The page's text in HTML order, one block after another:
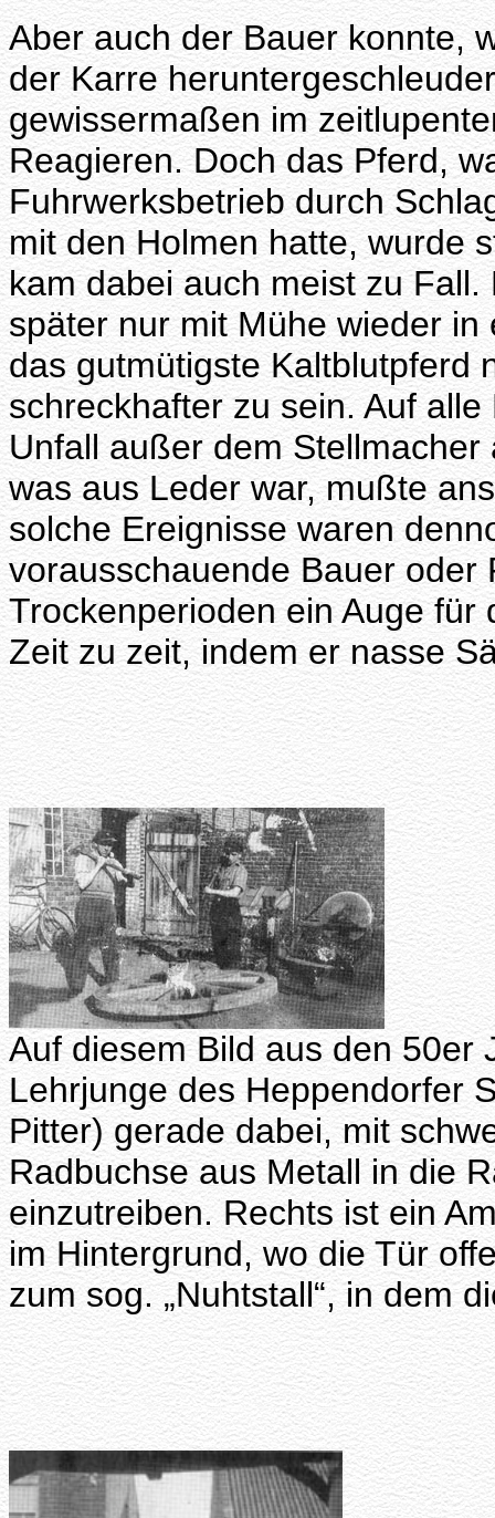
Aber auch der Bauer konnte,
der Karre
gewissermaßen im
Reagieren. Doch das Pferd,
Fuhrwerksbetrieb durch
mit den Holmen hatte, wurde
kam dabei auch meist zu
später nur mit Mühe wieder
das gutmütigste Kaltblutpferd
schreckhafter zu sein. Auf
Unfall außer dem
was aus Leder war, mußte
solche Ereignisse waren
vorausschauende Bauer
Trockenperioden ein Auge
Zeit zu zeit, indem er nasse
Auf diesem Bild aus den 50er
Lehrjunge des Heppendorfer
Pitter) gerade dabei, mit
Radbuchse aus Metall in die
einzutreiben. Rechts ist ein
im Hintergrund, wo die Tür
zum sog. „Nuhtstall“, in dem